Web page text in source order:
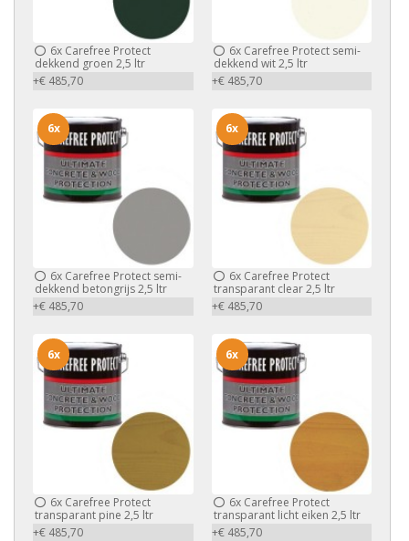
6x Carefree Protect
dekkend groen 2,5 ltr
+€ 485,70
6xCarefree Protect semi-
dekkend wit 2,5 ltr
+€ 485,70
6x Carefree Protect semi-
dekkend betongrijs 2,5 ltr
+€ 485,70
6x
6xCarefree Protect
transparant clear 2,5 ltr
+€ 485,70
6x
6x Carefree Protect
transparant pine 2,5 ltr
+€ 485,70
6x
6xCarefree Protect
transparant licht eiken 2,5 ltr
+€ 485,70
6x